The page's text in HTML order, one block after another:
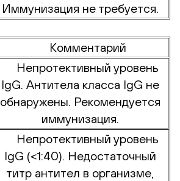
Иммунизация не требуется.
Комментарий
Непротективный уровень
IgG. Антитела класса IgG не
обнаружены. Рекомендуется
иммунизация.
Непротективный уровень
IgG (<1:40). Недостаточный
титр антител в организме,